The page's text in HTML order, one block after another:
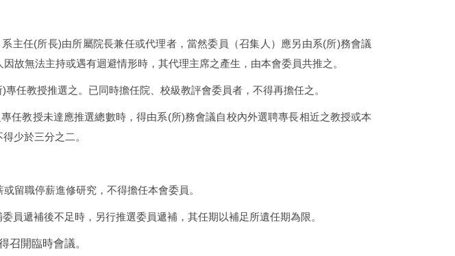
主任(所長)由所屬院長兼任或代理者，當然委員（召集人）應另由系(所)務會議
故無法主持或遇有迴避情形時，其代理主席之產生，由本會委員共推之。
)專任教授推選之。已同時擔任院、校級教評會委員者，不得再擔任之。
任教授未達應推選總數時，得由系(所)務會議自校內外選聘專長相近之教授或本
少於三分之二。
留職停薪進修研究，不得擔任本會委員。
員遞補後不足時，另行推選委員遞補，其任期以補足所遺任期為限。
召開臨時會議。